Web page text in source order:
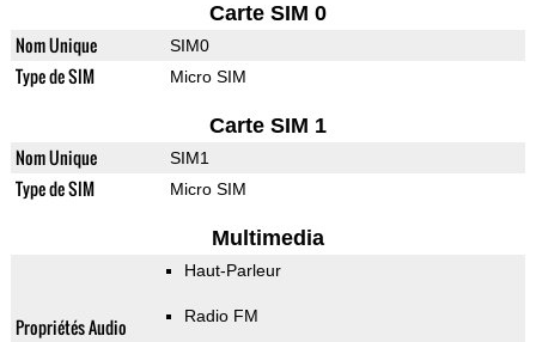
Carte SIM 0
Nom Unique SIM0
Type de SIM Micro SIM
Carte SIM 1
Nom Unique SIM1
Type de SIM Micro SIM
Multimedia
Propriétés Audio
Haut-Parleur
Radio FM